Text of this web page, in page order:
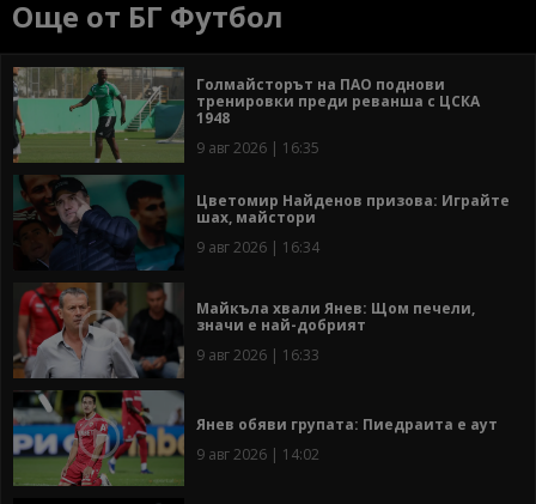
Още от БГ Футбол
Голмайсторът на ПАО поднови
тренировки преди реванша с ЦСКА
1948
9 авг 2026 | 16:35
Цветомир Найденов призова: Играйте
шах, майстори
9 авг 2026 | 16:34
Майкъла хвали Янев: Щом печели,
значи е най-добрият
9 авг 2026 | 16:33
Янев обяви групата: Пиедраита е аут
9 авг 2026 | 14:02